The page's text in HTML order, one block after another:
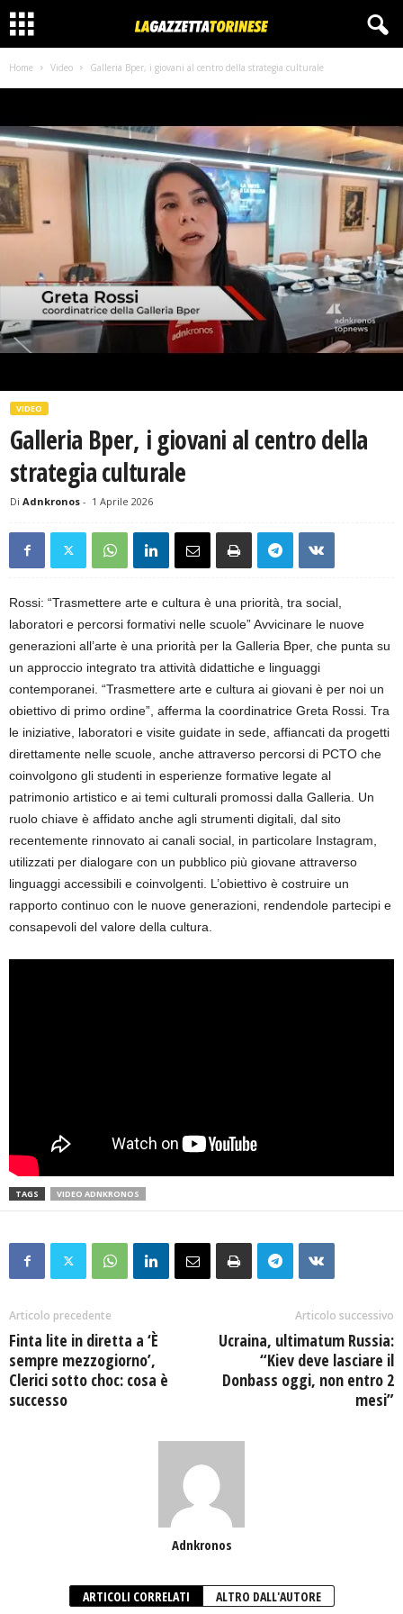
Home Video Galleria Bper, i giovani al centro della strategia culturale
VIDEO
Galleria Bper, i giovani al centro della
strategia culturale
Di Adnkronos - 1 Aprile 2026
Rossi: “Trasmettere arte e cultura è una priorità, tra social,
laboratori e percorsi formativi nelle scuole” Avvicinare le nuove
generazioni all’arte è una priorità per la Galleria Bper, che punta su
un approccio integrato tra attività didattiche e linguaggi
contemporanei. “Trasmettere arte e cultura ai giovani è per noi un
obiettivo di primo ordine”, afferma la coordinatrice Greta Rossi. Tra
le iniziative, laboratori e visite guidate in sede, affiancati da progetti
direttamente nelle scuole, anche attraverso percorsi di PCTO che
coinvolgono gli studenti in esperienze formative legate al
patrimonio artistico e ai temi culturali promossi dalla Galleria. Un
ruolo chiave è affidato anche agli strumenti digitali, dal sito
recentemente rinnovato ai canali social, in particolare Instagram,
utilizzati per dialogare con un pubblico più giovane attraverso
linguaggi accessibili e coinvolgenti. L’obiettivo è costruire un
rapporto continuo con le nuove generazioni, rendendole partecipi e
consapevoli del valore della cultura.
TAGS VIDEO ADNKRONOS
Articolo precedente
Finta lite in diretta a ‘È
sempre mezzogiorno’,
Clerici sotto choc: cosa è
successo
Articolo successivo
Ucraina, ultimatum Russia:
“Kiev deve lasciare il
Donbass oggi, non entro 2
mesi”
Adnkronos
ARTICOLI CORRELATI ALTRO DALL'AUTORE